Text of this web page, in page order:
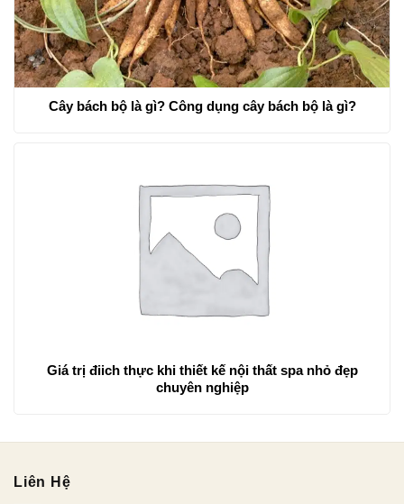
Cây bách bộ là gì? Công dụng cây bách bộ là gì?
Giá trị điich thực khi thiết kế nội thất spa nhỏ đẹp
chuyên nghiệp
Liên Hệ